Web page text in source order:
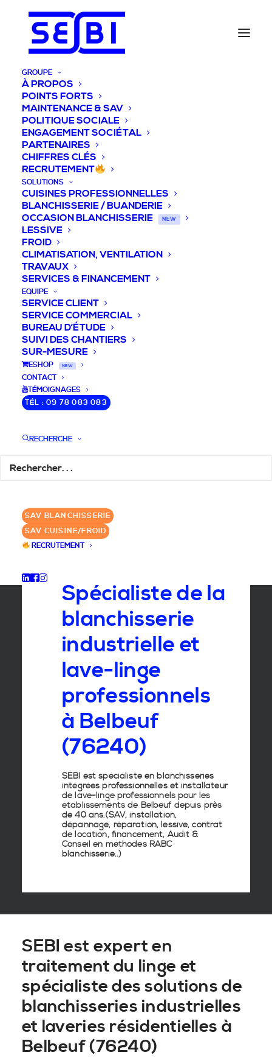
GROUPE
À PROPOS
POINTS FORTS
MAINTENANCE & SAV
POLITIQUE SOCIALE
ENGAGEMENT SOCIÉTAL
PARTENAIRES
CHIFFRES CLÉS
RECRUTEMENT
SOLUTIONS
CUISINES PROFESSIONNELLES
BLANCHISSERIE / BUANDERIE
OCCASION BLANCHISSERIE
NEW
LESSIVE
FROID
CLIMATISATION, VENTILATION
TRAVAUX
SERVICES & FINANCEMENT
EQUIPE
SERVICE CLIENT
SERVICE COMMERCIAL
BUREAU D’ÉTUDE
SUIVI DES CHANTIERS
SUR-MESURE
ESHOP NEW
CONTACT
TÉMOIGNAGES
TÉL : 09 78 083 083
RECHERCHE
SAV BLANCHISSERIE
SAV CUISINE/FROID
RECRUTEMENT
DEVIS / CONSEILS /
QUESTIONS
votre projet de blanchisserie intégrée!
✆ 09 78 083 083
Spécialiste de la
blanchisserie
industrielle et
lave-linge
professionnels
à Belbeuf
(76240)
SEBI est spécialiste en blanchisseries
intégrées professionnellesetinstallateur
de lave-lingeprofessionnels pour les
établissements de Belbeufdepuis près
de 40 ans.(SAV, installation,
dépannage, réparation, lessive, contrat
de location, financement, Audit &
Conseil en méthodes RABC
blanchisserie..)
SEBI est expert en
traitement du linge et
spécialiste des solutions de
blanchisseries industrielles
et laveries résidentielles à
Belbeuf (76240)